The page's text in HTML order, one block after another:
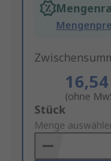
(ohne
Add
to
Basket
Stück
Menge